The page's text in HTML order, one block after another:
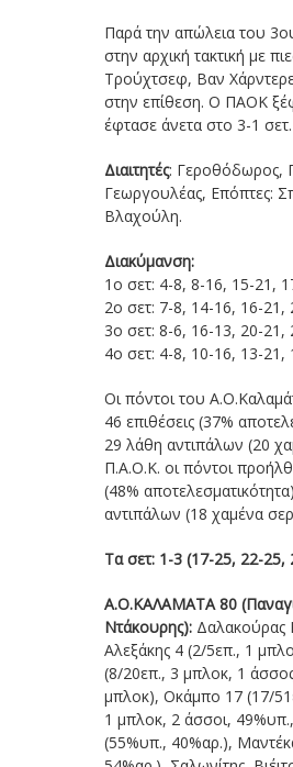
Παρά την απώλεια του
στην αρχική τακτική με
Τρούχτσεφ, Βαν
στην επίθεση. Ο ΠΑΟΚ
έφτασε άνετα στο 3-1 σετ.
Διαιτητές: Γεροθόδωρος,
Γεωργουλέας, Επόπτες:
Βλαχούλη.
Διακύμανση:
1ο σετ: 4-8, 8-16, 15-21,
2ο σετ: 7-8, 14-16, 16-21,
3ο σετ: 8-6, 16-13, 20-21,
4ο σετ: 4-8, 10-16, 13-21,
Οι πόντοι του
46 επιθέσεις (37%
29 λάθη αντιπάλων (20
Π.Α.Ο.Κ. οι πόντοι
(48%
αντιπάλων (18 χαμένα
Τα σετ: 1-3 (17-25, 22-25,
Α.Ο.ΚΑΛΑΜΑΤΑ 80
Ντάκουρης):Δαλακούρας
Αλεξάκης 4 (2/5επ., 1
(8/20επ., 3 μπλοκ, 1
μπλοκ), Οκάμπο 17 (17/
1 μπλοκ, 2 άσσοι,
(55%υπ., 40%αρ.),